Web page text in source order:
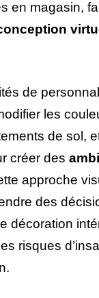
en magasin,
de
les
de sol,
créer des
approche
des
décoration
risques